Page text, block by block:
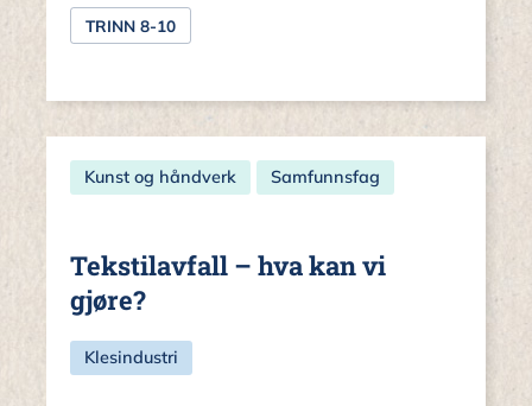
TRINN 8-10
Kunst og håndverk Samfunnsfag
Tekstilavfall – hva kan vi
gjøre?
Klesindustri